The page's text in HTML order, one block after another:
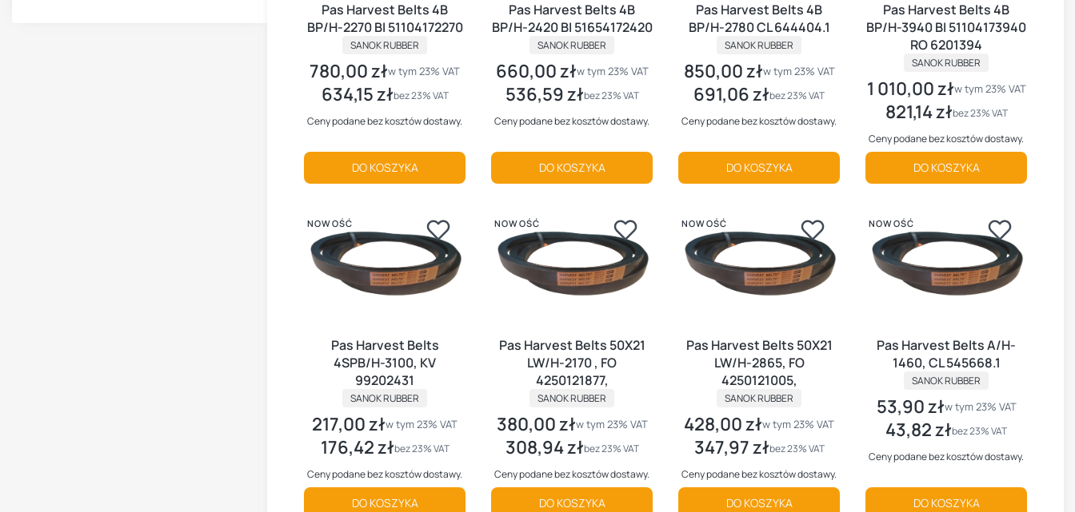
Pas Harvest Belts 4B
BP/H-2270 BI 51104172270
PRODUCENT
SANOK RUBBER
Cena brutto
780,00 złw tym %s VAT
w tym23% VAT
Cena netto
634,15 złbez 23% VAT
Ceny podane bez kosztów dostawy.
DO KOSZYKA
Pas Harvest Belts 4B
BP/H-2420 BI 51654172420
PRODUCENT
SANOK RUBBER
Cena brutto
660,00 złw tym %s VAT
w tym23% VAT
Cena netto
536,59 złbez 23% VAT
Ceny podane bez kosztów dostawy.
DO KOSZYKA
Pas Harvest Belts 4B
BP/H-2780 CL 644404.1
PRODUCENT
SANOK RUBBER
Cena brutto
850,00 złw tym %s VAT
w tym23% VAT
Cena netto
691,06 złbez 23% VAT
Ceny podane bez kosztów dostawy.
DO KOSZYKA
Pas Harvest Belts 4B
BP/H-3940 BI 51104173940
RO 6201394
PRODUCENT
SANOK RUBBER
Cena brutto
1 010,00 złw tym %s VAT
w tym23% VAT
Cena netto
821,14 złbez 23% VAT
Ceny podane bez kosztów dostawy.
DO KOSZYKA
NOWOŚĆ
Pas Harvest Belts
4SPB/H-3100, KV
99202431
PRODUCENT
SANOK RUBBER
Cena brutto
217,00 złw tym %s VAT
w tym23% VAT
Cena netto
176,42 złbez 23% VAT
Ceny podane bez kosztów dostawy.
DO KOSZYKA
NOWOŚĆ
Pas Harvest Belts 50X21
LW/H-2170 , FO
4250121877,
PRODUCENT
SANOK RUBBER
Cena brutto
380,00 złw tym %s VAT
w tym23% VAT
Cena netto
308,94 złbez 23% VAT
Ceny podane bez kosztów dostawy.
DO KOSZYKA
NOWOŚĆ
Pas Harvest Belts 50X21
LW/H-2865, FO
4250121005,
PRODUCENT
SANOK RUBBER
Cena brutto
428,00 złw tym %s VAT
w tym23% VAT
Cena netto
347,97 złbez 23% VAT
Ceny podane bez kosztów dostawy.
DO KOSZYKA
NOWOŚĆ
Pas Harvest Belts A/H-
1460, CL 545668.1
PRODUCENT
SANOK RUBBER
Cena brutto
53,90 złw tym %s VAT
w tym23% VAT
Cena netto
43,82 złbez 23% VAT
Ceny podane bez kosztów dostawy.
DO KOSZYKA